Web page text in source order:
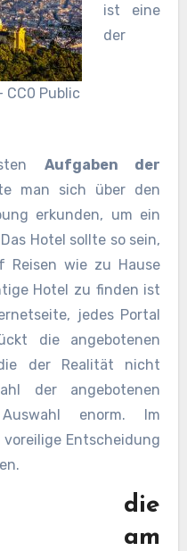
CC0 Public
ist eine
der
Aufgaben der
man sich über den
erkunden, um ein
Hotel sollte so sein,
Reisen wie zu Hause
Hotel zu finden ist
jedes Portal
die angebotenen
der Realität nicht
der angebotenen
enorm. Im
Entscheidung
die
am